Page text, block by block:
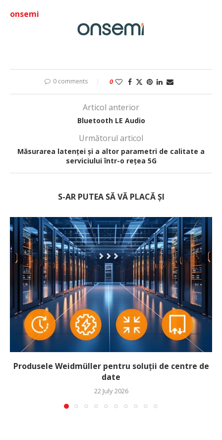
onsemi
0 comments 0
Articol anterior
Bluetooth LE Audio
Următorul articol
Măsurarea latenței și a altor parametri de calitate a
serviciului într-o rețea 5G
S-AR PUTEA SĂ VĂ PLACĂ ȘI
Produsele Weidmüller pentru soluții de centre de
date
22 July 2026